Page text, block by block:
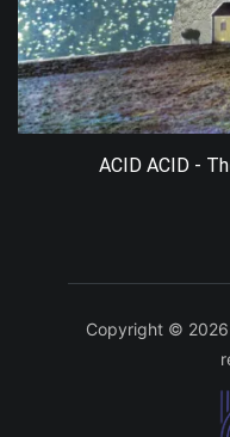
ACID ACID -
Copyright © 2026